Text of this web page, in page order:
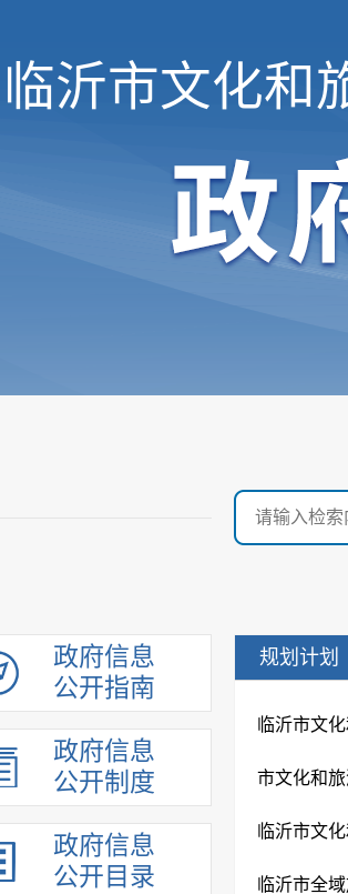
临沂市文化和
政府信息
公开指南
政府信息
公开制度
政府信息
公开目录
规划计划
临沂市文
市文化和
临沂市文
临沂市全